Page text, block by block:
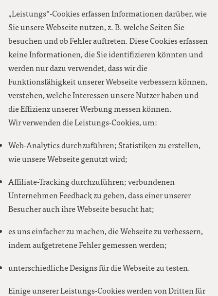
„Leistungs“-Cookies erfassen Informationen darüber, wie
Sie unsere Webseite nutzen, z. B. welche Seiten Sie
besuchen und ob Fehler auftreten. Diese Cookies erfassen
keine Informationen, die Sie identifizieren könnten und
werden nur dazu verwendet, dass wir die
Funktionsfähigkeit unserer Webseite verbessern können,
verstehen, welche Interessen unsere Nutzer haben und
die Effizienz unserer Werbung messen können.
Wir verwenden die Leistungs-Cookies, um:
Web-Analytics durchzuführen; Statistiken zu erstellen,
wie unsere Webseite genutzt wird;
Affiliate-Tracking durchzuführen; verbundenen
Unternehmen Feedback zu geben, dass einer unserer
Besucher auch ihre Webseite besucht hat;
es uns einfacher zu machen, die Webseite zu verbessern,
indem aufgetretene Fehler gemessen werden;
unterschiedliche Designs für die Webseite zu testen.
Einige unserer Leistungs-Cookies werden von Dritten für